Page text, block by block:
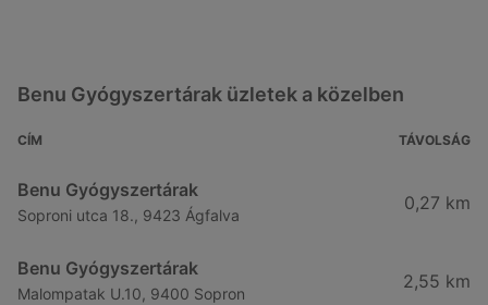
Benu Gyógyszertárak üzletek a közelben
CÍM TÁVOLSÁG
Benu Gyógyszertárak
Soproni utca 18., 9423 Ágfalva
0,27 km
Benu Gyógyszertárak
Malompatak U.10, 9400 Sopron
2,55 km